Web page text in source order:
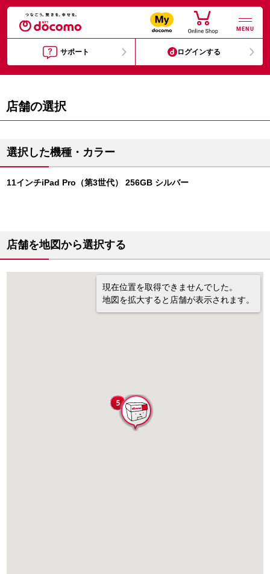
MENU
サポート ログインする
店舗の選択
選択した機種・カラー
11インチiPad Pro（第3世代） 256GB シルバー
店舗を地図から選択する
現在位置を取得できませんでした。
地図を拡大すると店舗が表示されます。